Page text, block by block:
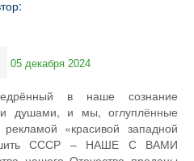
05 декабря 2024
в наше сознание
душами, и мы, оглуплённые
«красивой западной
СССР – НАШЕ С ВАМИ